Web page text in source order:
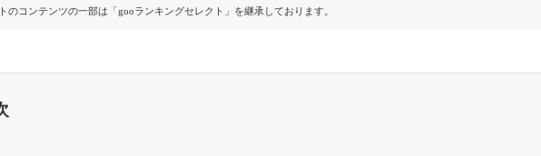
のコンテンツの一部は「gooランキングセレクト」を継承しております。